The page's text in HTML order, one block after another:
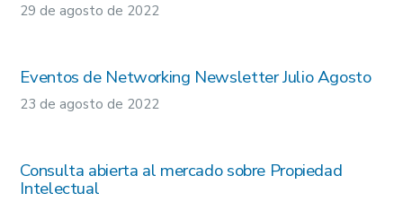
29 de agosto de 2022
Eventos de Networking Newsletter Julio Agosto
23 de agosto de 2022
Consulta abierta al mercado sobre Propiedad
Intelectual